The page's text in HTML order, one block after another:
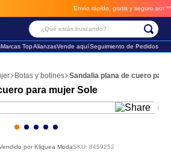
Envío rápido, gratis y seguro por
¿Qué estás buscando?
Marcas TopAlianzasVende aquíSeguimiento de Pedidos
Botas y botines Sandalia plana de cuero para
para mujer Sole
por Kliquea ModaSKU: 8459252